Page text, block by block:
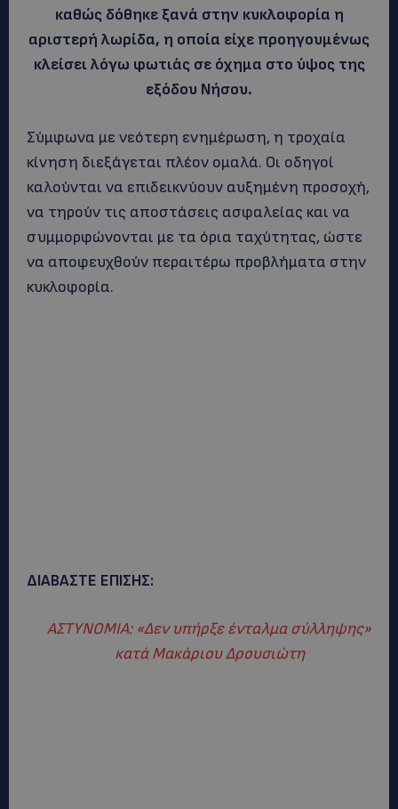
καθώς δόθηκε ξανά στην κυκλοφορία η
αριστερή λωρίδα, η οποία είχε προηγουμένως
κλείσει λόγω φωτιάς σε όχημα στο ύψος της
εξόδου Νήσου.
Σύμφωνα με νεότερη ενημέρωση, η τροχαία
κίνηση διεξάγεται πλέον ομαλά. Οι οδηγοί
καλούνται να επιδεικνύουν αυξημένη προσοχή,
να τηρούν τις αποστάσεις ασφαλείας και να
συμμορφώνονται με τα όρια ταχύτητας, ώστε
να αποφευχθούν περαιτέρω προβλήματα στην
κυκλοφορία.
ΔΙΑΒΑΣΤΕ ΕΠΙΣΗΣ:
ΑΣΤΥΝΟΜΙΑ: «Δεν υπήρξε ένταλμα σύλληψης»
κατά Μακάριου Δρουσιώτη